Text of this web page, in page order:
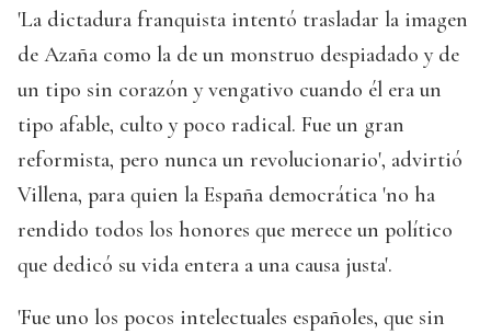
'La dictadura franquista intentó trasladar la imagen
de Azaña como la de un monstruo despiadado y de
un tipo sin corazón y vengativo cuando él era un
tipo afable, culto y poco radical. Fue un gran
reformista, pero nunca un revolucionario', advirtió
Villena, para quien la España democrática 'no ha
rendido todos los honores que merece un político
que dedicó su vida entera a una causa justa'.
'Fue uno los pocos intelectuales españoles, que sin